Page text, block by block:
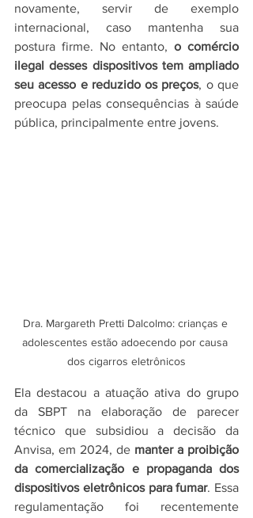
novamente, servir de exemplo
internacional, caso mantenha sua
postura firme. No entanto, o comércio
ilegal desses dispositivos tem ampliado
seu acesso e reduzido os preços, o que
preocupa pelas consequências à saúde
pública, principalmente entre jovens.
Dra. Margareth Pretti Dalcolmo: crianças e
adolescentes estão adoecendo por causa
dos cigarros eletrônicos
Ela destacou a atuação ativa do grupo
da SBPT na elaboração de parecer
técnico que subsidiou a decisão da
Anvisa, em 2024, de manter a proibição
da comercialização e propaganda dos
dispositivos eletrônicos para fumar. Essa
regulamentação foi recentemente